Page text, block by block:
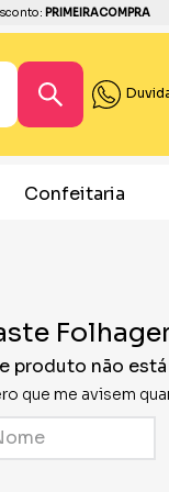
PRIMEIRACOMPRA
Home
produto não
que me avisem